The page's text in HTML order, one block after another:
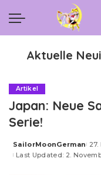
Aktuelle
Artikel
Japan: Neue
Serie!
Posted
by
SailorMoonGerman
Last Updated: 2.